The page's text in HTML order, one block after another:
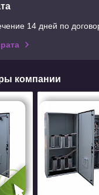
14 дней по
компании